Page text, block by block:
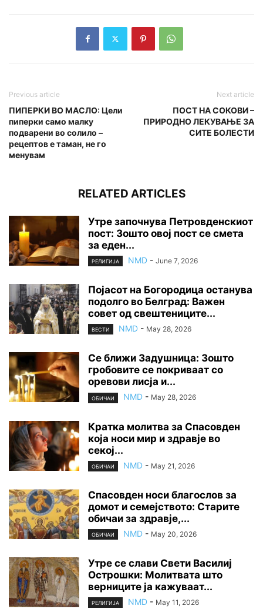
Previous article
ПИПЕРКИ ВО МАСЛО: Цели
пиперки само малку
подварени во солило –
рецептов е таман, не го
менувам
Next article
ПОСТ НА СОКОВИ –
ПРИРОДНО ЛЕКУВАЊЕ ЗА
СИТЕ БОЛЕСТИ
RELATED ARTICLES
Утре започнува Петровденскиот
пост: Зошто овој пост се смета
за еден...
РЕЛИГИЈА NMD - June 7, 2026
Појасот на Богородица останува
подолго во Белград: Важен
совет од свештениците...
ВЕСТИ NMD - May 28, 2026
Се ближи Задушница: Зошто
гробовите се покриваат со
оревови лисја и...
ОБИЧАИ NMD - May 28, 2026
Кратка молитва за Спасовден
која носи мир и здравје во
секој...
ОБИЧАИ NMD - May 21, 2026
Спасовден носи благослов за
домот и семејството: Старите
обичаи за здравје,...
ОБИЧАИ NMD - May 20, 2026
Утре се слави Свети Василиј
Острошки: Молитвата што
верниците ја кажуваат...
РЕЛИГИЈА NMD - May 11, 2026